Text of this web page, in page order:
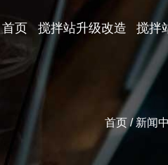
首页 搅拌站升级改造 搅拌
首页/新闻